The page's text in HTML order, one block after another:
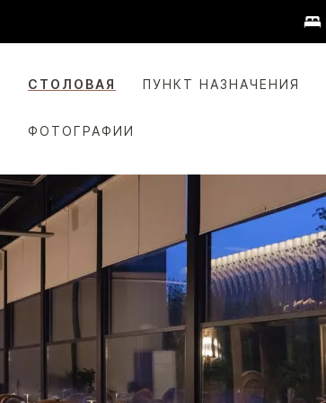
СТОЛОВАЯ ПУНКТ НАЗНАЧЕНИЯ
ФОТОГРАФИИ